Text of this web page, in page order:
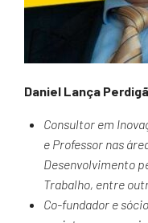
Daniel Lança
Consultor em
e Professor nas
Desenvolvimento
Trabalho, entre
Co-fundador e